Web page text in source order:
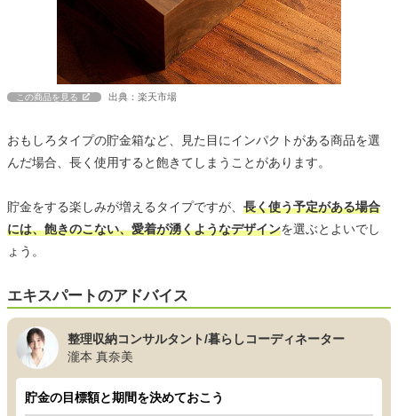
この商品を見る 出典：楽天市場
おもしろタイプの貯金箱など、見た目にインパクトがある商品を選
んだ場合、長く使用すると飽きてしまうことがあります。
貯金をする楽しみが増えるタイプですが、 長く使う予定がある場合
には、飽きのこない、愛着が湧くようなデザインを選ぶとよいでし
ょう。
エキスパートのアドバイス
整理収納コンサルタント/暮らしコーディネーター
瀧本 真奈美
貯金の目標額と期間を決めておこう